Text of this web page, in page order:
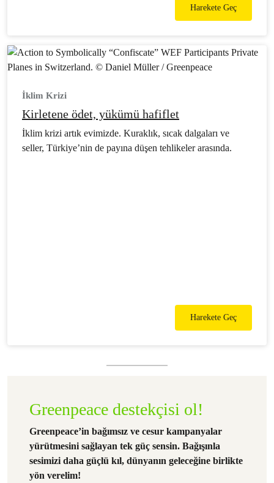
Harekete Geç
İklim Krizi
Kirletene ödet, yükümü hafiflet
İklim krizi artık evimizde. Kuraklık, sıcak dalgaları ve
seller, Türkiye’nin de payına düşen tehlikeler arasında.
Harekete Geç
Greenpeace destekçisi ol!
Greenpeace’in bağımsız ve cesur kampanyalar
yürütmesini sağlayan tek güç sensin. Bağışınla
sesimizi daha güçlü kıl, dünyanın geleceğine birlikte
yön verelim!